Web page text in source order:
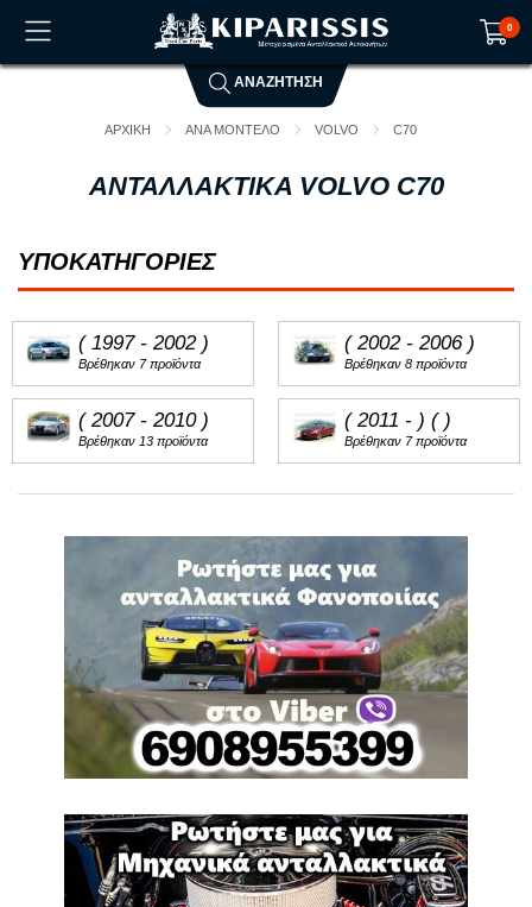
0
Το καλάθι αγορών είναι άδειο!
ΑΝΑΖΗΤΗΣΗ
ΑΡΧΙΚΗ ΑΝΑ ΜΟΝΤΕΛΟ VOLVO C70
ΑΝΤΑΛΛΑΚΤΙΚΑ VOLVO C70
ΥΠΟΚΑΤΗΓΟΡΙΕΣ
( 1997 - 2002 )
Βρέθηκαν 7 προϊόντα
( 2002 - 2006 )
Βρέθηκαν 8 προϊόντα
( 2007 - 2010 )
Βρέθηκαν 13 προϊόντα
( 2011 - ) ( )
Βρέθηκαν 7 προϊόντα